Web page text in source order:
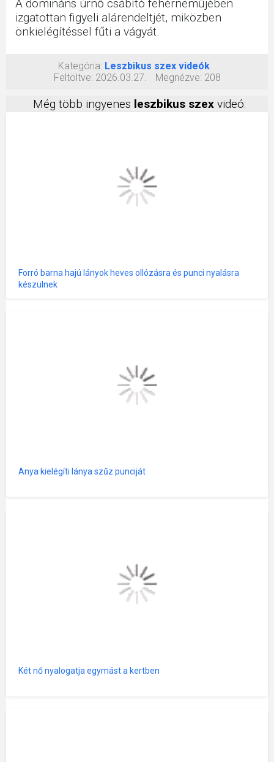
A domináns úrnő csábító fehérneműjében
izgatottan figyeli alárendeltjét, miközben
önkielégítéssel fűti a vágyát.
Kategória: Leszbikus szex videók
Feltöltve: 2026.03.27. Megnézve: 208
Még több ingyenes leszbikus szex videó:
Forró barna hajú lányok heves ollózásra és punci nyalásra
készülnek
Anya kielégíti lánya szűz punciját
Két nő nyalogatja egymást a kertben